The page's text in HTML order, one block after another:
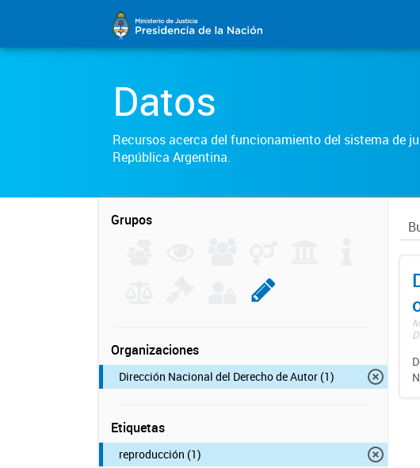
Datos
Recursos acerca del funcionamiento del sistema de
República Argentina.
Grupos
Organizaciones
Dirección Nacional del Derecho de Autor (1)
Etiquetas
reproducción (1)